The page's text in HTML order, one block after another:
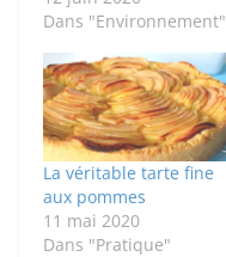
Dans "Environnement"
La véritable tarte fine
aux pommes
11 mai 2020
Dans "Pratique"